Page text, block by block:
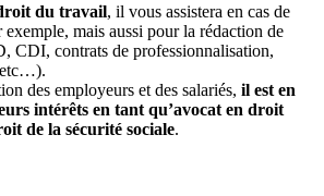
du travail, il vous assistera en cas de
mais aussi pour la rédaction de
CDI, contrats de professionnalisation,
etc…).
des employeurs et des salariés, il est en
intérêts en tant qu’avocat en droit
de la sécurité sociale.